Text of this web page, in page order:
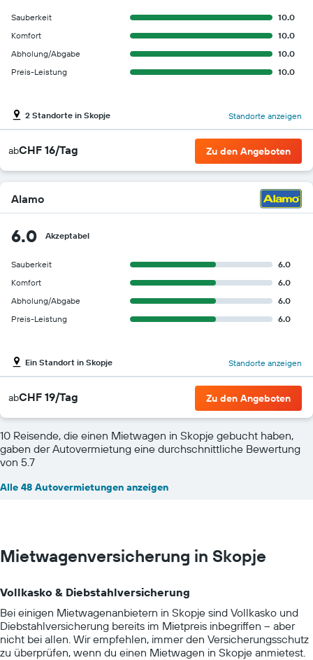
Sauberkeit
10.0
Komfort
10.0
Abholung/Abgabe
10.0
Preis-Leistung
10.0
2 Standorte in Skopje Standorte anzeigen
abCHF 16/Tag Zu den Angeboten
Alamo
6.0 Akzeptabel
Sauberkeit
6.0
Komfort
6.0
Abholung/Abgabe
6.0
Preis-Leistung
6.0
Ein Standort in Skopje Standorte anzeigen
abCHF 19/Tag Zu den Angeboten
10 Reisende, die einen Mietwagen in Skopje gebucht haben,
gaben der Autovermietung eine durchschnittliche Bewertung
von 5.7
Alle 48 Autovermietungen anzeigen
Mietwagenversicherung in Skopje
Vollkasko & Diebstahlversicherung
Bei einigen Mietwagenanbietern in Skopje sind Vollkasko und
Diebstahlversicherung bereits im Mietpreis inbegriffen – aber
nicht bei allen. Wir empfehlen, immer den Versicherungsschutz
zu überprüfen, wenn du einen Mietwagen in Skopje anmietest.